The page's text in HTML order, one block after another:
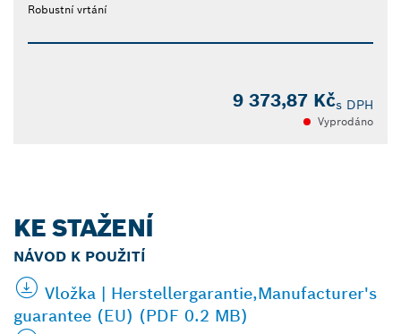
Robustní vrtání
9 373,87 Kčs DPH
Vyprodáno
KE STAŽENÍ
NÁVOD K POUŽITÍ
Vložka | Herstellergarantie,Manufacturer's
guarantee (EU) (PDF 0.2 MB)